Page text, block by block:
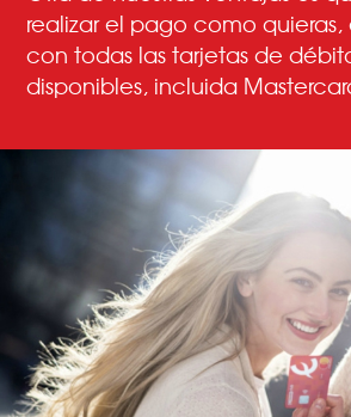
realizar el pago como
con todas las tarjetas de
disponibles, incluida